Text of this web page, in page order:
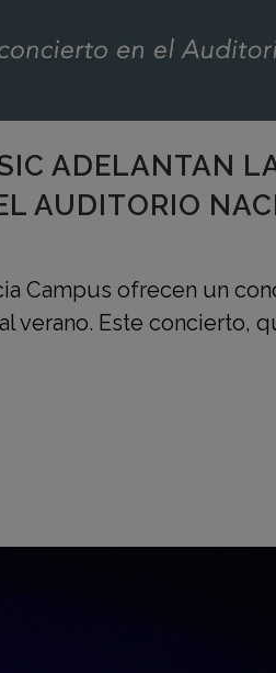
ADELANTAN
AUDITORIO
Campus ofrecen un
verano. Este concierto,